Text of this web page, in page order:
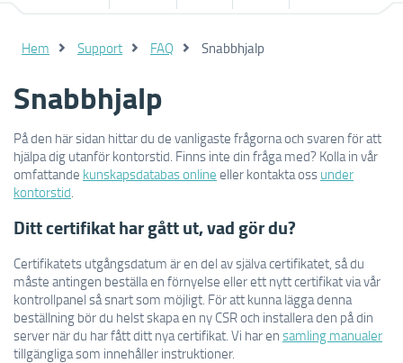
Hem Support FAQ Snabbhjalp
Snabbhjalp
På den här sidan hittar du de vanligaste frågorna och svaren för att
hjälpa dig utanför kontorstid. Finns inte din fråga med? Kolla in vår
omfattande kunskapsdatabas online eller kontakta oss under
kontorstid.
Ditt certifikat har gått ut, vad gör du?
Certifikatets utgångsdatum är en del av själva certifikatet, så du
måste antingen beställa en förnyelse eller ett nytt certifikat via vår
kontrollpanel så snart som möjligt. För att kunna lägga denna
beställning bör du helst skapa en ny CSR och installera den på din
server när du har fått ditt nya certifikat. Vi har en samling manualer
tillgängliga som innehåller instruktioner.